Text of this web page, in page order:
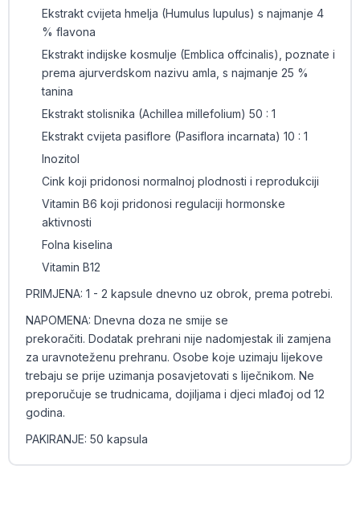
Ekstrakt cvijeta hmelja (Humulus lupulus) s najmanje 4
% flavona
Ekstrakt indijske kosmulje (Emblica offcinalis), poznate i
prema ajurverdskom nazivu amla, s najmanje 25 %
tanina
Ekstrakt stolisnika (Achillea millefolium) 50 : 1
Ekstrakt cvijeta pasiflore (Pasiflora incarnata) 10 : 1
Inozitol
Cink koji pridonosi normalnoj plodnosti i reprodukciji
Vitamin B6 koji pridonosi regulaciji hormonske
aktivnosti
Folna kiselina
Vitamin B12
PRIMJENA: 1 - 2 kapsule dnevno uz obrok, prema potrebi.
NAPOMENA: Dnevna doza ne smije se
prekoračiti. Dodatak prehrani nije nadomjestak ili zamjena
za uravnoteženu prehranu. Osobe koje uzimaju lijekove
trebaju se prije uzimanja posavjetovati s liječnikom. Ne
preporučuje se trudnicama, dojiljama i djeci mlađoj od 12
godina.
PAKIRANJE: 50 kapsula